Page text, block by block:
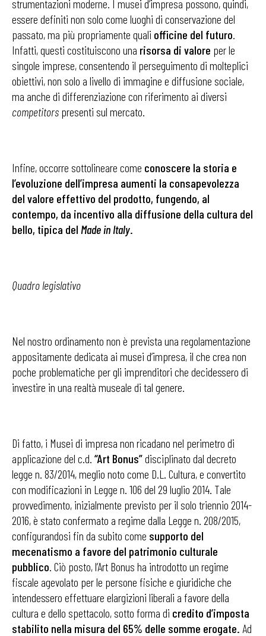
strumentazioni moderne. I musei d’impresa possono, quindi,
essere definiti non solo come luoghi di conservazione del
passato, ma più propriamente quali officine del futuro.
Infatti, questi costituiscono una risorsa di valore per le
singole imprese, consentendo il perseguimento di molteplici
obiettivi, non solo a livello di immagine e diffusione sociale,
ma anche di differenziazione con riferimento ai diversi
competitors presenti sul mercato.
Infine, occorre sottolineare come conoscere la storia e
l’evoluzione dell’impresa aumenti la consapevolezza
del valore effettivo del prodotto, fungendo, al
contempo, da incentivo alla diffusione della cultura del
bello, tipica del Made in Italy.
Quadro legislativo
Nel nostro ordinamento non è prevista una regolamentazione
appositamente dedicata ai musei d’impresa, il che crea non
poche problematiche per gli imprenditori che decidessero di
investire in una realtà museale di tal genere.
Di fatto, i Musei di impresa non ricadano nel perimetro di
applicazione del c.d. “Art Bonus”disciplinato dal decreto
legge n. 83/2014, meglio noto come D.L. Cultura, e convertito
con modificazioni in Legge n. 106 del 29 luglio 2014. Tale
provvedimento, inizialmente previsto per il solo triennio 2014-
2016, è stato confermato a regime dalla Legge n. 208/2015,
configurandosi fin da subito come supporto del
mecenatismo a favore del patrimonio culturale
pubblico. Ciò posto, l’Art Bonus ha introdotto un regime
fiscale agevolato per le persone fisiche e giuridiche che
intendessero effettuare elargizioni liberali a favore della
cultura e dello spettacolo, sotto forma di credito d’imposta
stabilito nella misura del 65% delle somme erogate. Ad